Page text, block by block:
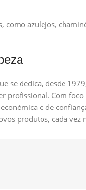
azulejos,
se dedica, desde
Com
e de
produtos, cada vez